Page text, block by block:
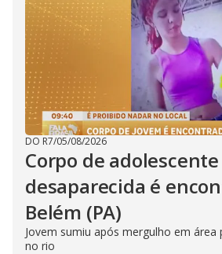
DO R7/05/08/2026
Corpo de adolescente
desaparecida é
Belém (PA)
Jovem sumiu após mergulho em área
no rio